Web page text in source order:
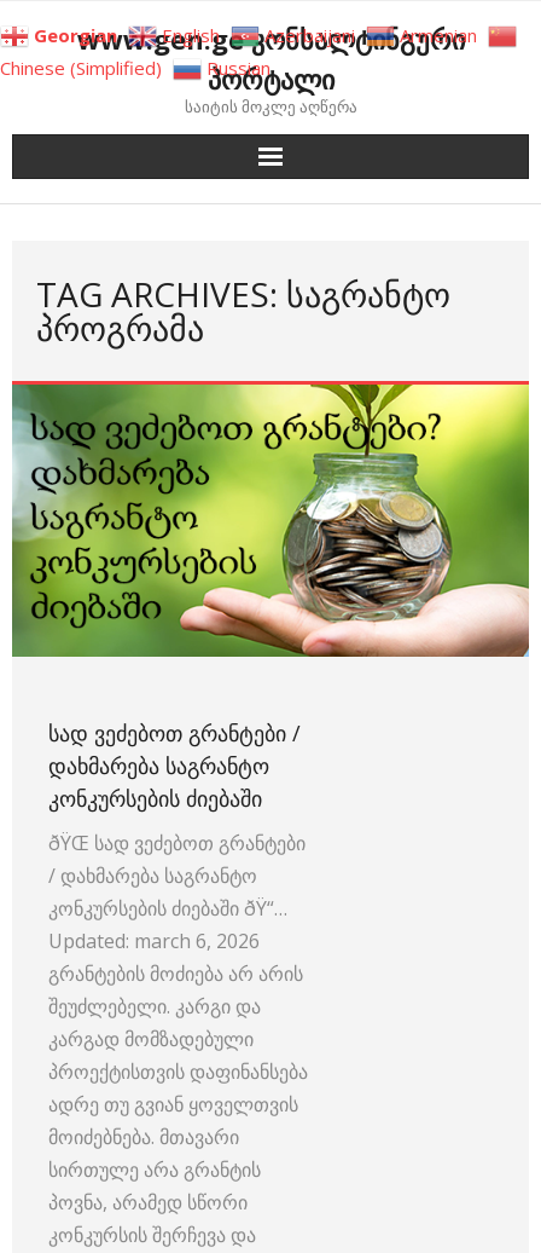
to
content
www.gen.ge კონსალტინგური
პორტალი
საიტის მოკლე აღწერა
TAG ARCHIVES: ᲡᲐᲒᲠᲐᲜᲢᲝ
ᲞᲠᲝᲒᲠᲐᲛᲐ
ᲡᲐᲓ ᲕᲔᲫᲔᲑᲝᲗ ᲒᲠᲐᲜᲢᲔᲑᲘ /
ᲓᲐᲮᲛᲐᲠᲔᲑᲐ ᲡᲐᲒᲠᲐᲜᲢᲝ
ᲙᲝᲜᲙᲣᲠᲡᲔᲑᲘᲡ ᲫᲘᲔᲑᲐᲨᲘ
ðŸŒ სად ვეძებოთ გრანტები
/ დახმარება საგრანტო
კონკურსების ძიებაში ðŸ“…
Updated: march 6, 2026
გრანტების მოძიება არ არის
შეუძლებელი. კარგი და
კარგად მომზადებული
პროექტისთვის დაფინანსება
ადრე თუ გვიან ყოველთვის
მოიძებნება. მთავარი
სირთულე არა გრანტის
პოვნა, არამედ სწორი
კონკურსის შერჩევა და
Georgian English Azerbaijani
Armenian
Chinese (Simplified)
Russian